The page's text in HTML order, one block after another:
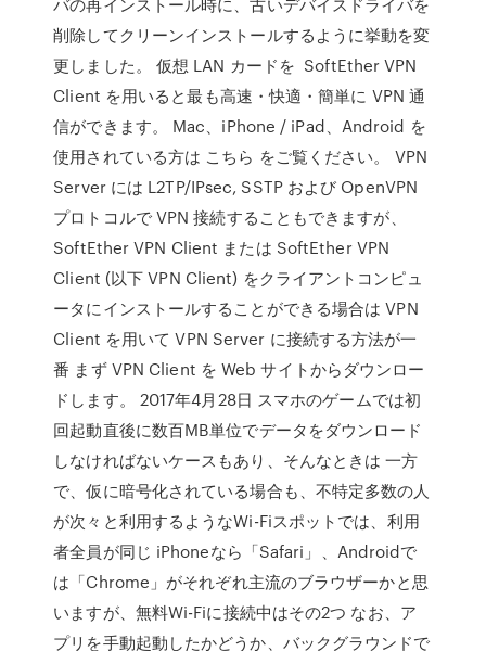
削除してクリーンインストールするように挙動を変
更しました。 仮想 LAN カードを SoftEther VPN
Client を用いると最も高速・快適・簡単に VPN 通
信ができます。 Mac、iPhone / iPad、Android を
使用されている方は こちら をご覧ください。 VPN
Server には L2TP/IPsec, SSTP および OpenVPN
プロトコルで VPN 接続することもできますが、
SoftEther VPN Client または SoftEther VPN
Client (以下 VPN Client) をクライアントコンピュ
ータにインストールすることができる場合は VPN
Client を用いて VPN Server に接続する方法が一
番 まず VPN Client を Web サイトからダウンロー
ドします。 2017年4月28日 スマホのゲームでは初
回起動直後に数百MB単位でデータをダウンロード
しなければないケースもあり、そんなときは 一方
で、仮に暗号化されている場合も、不特定多数の人
が次々と利用するようなWi-Fiスポットでは、利用
者全員が同じ iPhoneなら「Safari」、Androidで
は「Chrome」がそれぞれ主流のブラウザーかと思
いますが、無料Wi-Fiに接続中はその2つ なお、ア
プリを手動起動したかどうか、バックグラウンドで